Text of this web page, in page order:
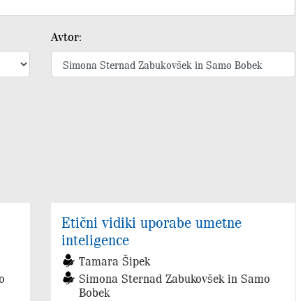
Avtor:
Etični vidiki uporabe umetne
inteligence
Tamara Šipek
Simona Sternad Zabukovšek in Samo
Bobek